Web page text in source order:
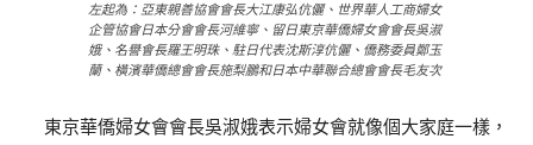
左起為：亞東親善協會會長大江康弘伉儷、世界華人工商婦女
企管協會日本分會會長河維寧、留日東京華僑婦女會會長吳淑
娥、名譽會長羅王明珠、駐日代表沈斯淳伉儷、僑務委員鄭玉
蘭、橫濱華僑總會會長施梨鵬和日本中華聯合總會會長毛友次
東京華僑婦女會會長吳淑娥表示婦女會就像個大家庭一樣，